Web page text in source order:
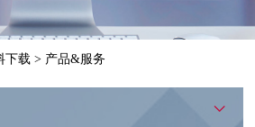
下载 > 产品&服务